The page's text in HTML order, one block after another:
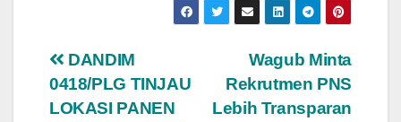
Navigasi
pos
Wagub Minta
Rekrutmen PNS
Lebih Transparan
DANDIM
0418/PLG TINJAU
LOKASI PANEN